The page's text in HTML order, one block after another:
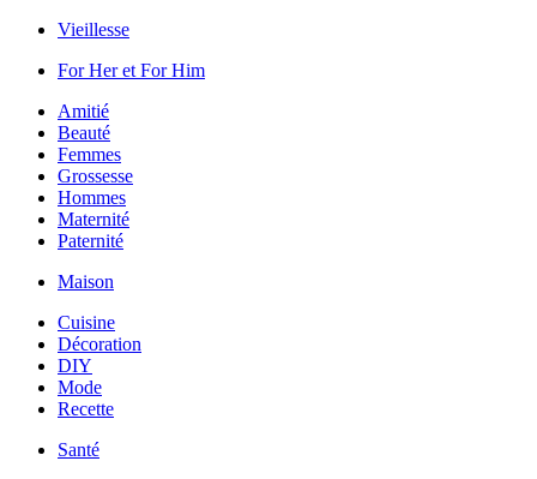
Vieillesse
For Her et For Him
Amitié
Beauté
Femmes
Grossesse
Hommes
Maternité
Paternité
Maison
Cuisine
Décoration
DIY
Mode
Recette
Santé